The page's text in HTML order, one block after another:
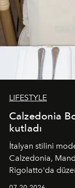
LIFESTYLE
Calzedonia
kutladı
İtalyan stilini
Calzedonia,
Rigolatto'da